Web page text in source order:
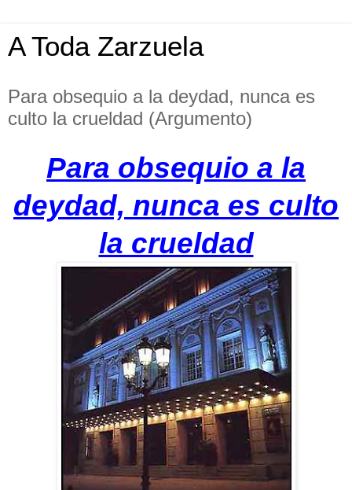
A Toda Zarzuela
Para obsequio a la deydad, nunca es
culto la crueldad (Argumento)
Para obsequio a la
deydad, nunca es culto
la crueldad